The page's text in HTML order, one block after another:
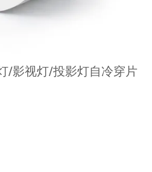
/影视灯/投影灯自冷穿片